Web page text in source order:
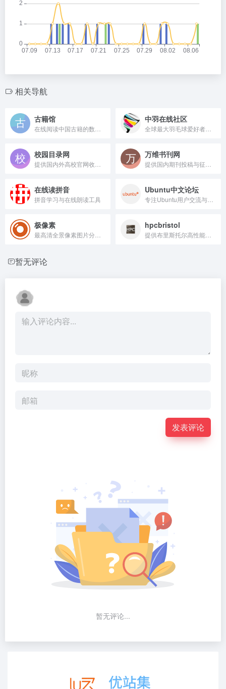
相关导航
古籍馆 中羽在线社区
校园目录网 万维书刊网
在线读拼音
拼音学习与在线朗读工具
Ubuntu中文论坛
极像素 hpcbristol
暂无评论
发表评论
暂无评论...